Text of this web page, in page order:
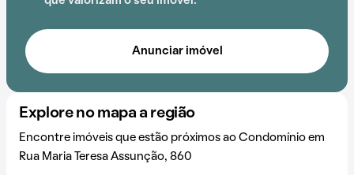
Anunciar imóvel
Explore no mapa a região
Encontre imóveis que estão próximos ao Condomínio em
Rua Maria Teresa Assunção, 860